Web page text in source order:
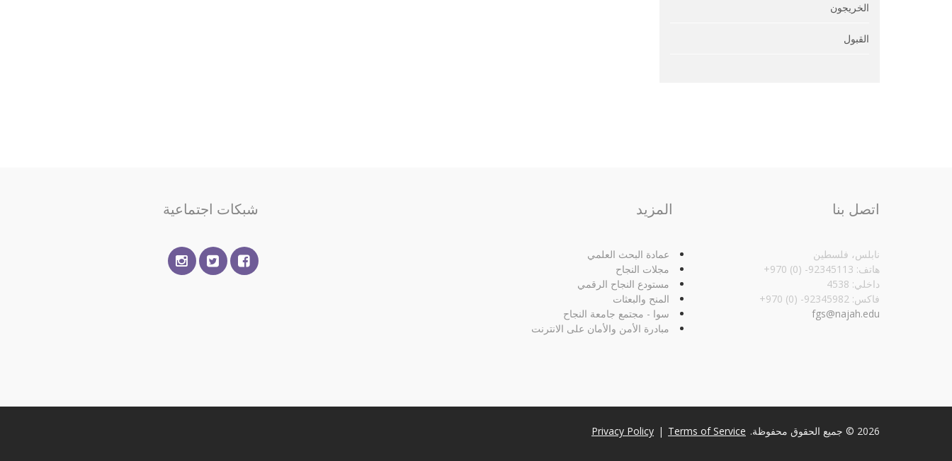
الخريجون
القبول
اتصل بنا
نابلس، فلسطين
هاتف: 92345113- (0) 970+
داخلي: 4538
فاكس: 92345982- (0) 970+‏
fgs@najah.edu
المزيد
عمادة البحث العلمي
مجلات النجاح
مستودع النجاح الرقمي
المنح والبعثات
سوا - مجتمع جامعة النجاح
مبادرة الأمن والأمان على الانترنت
شبكات اجتماعية
2026 © جميع الحقوق محفوظة. Privacy Policy | Terms of Service